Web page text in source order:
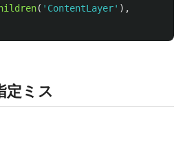
( ' ContentLayer' ),
ミス